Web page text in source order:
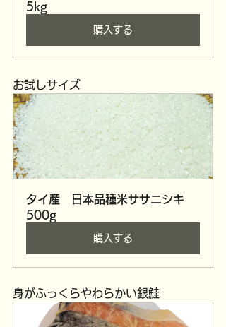
5kg
購入する
お試しサイズ
タイ産　日本品種米ササニシキ
500g
購入する
身がふっくらやわらかい銀鮭